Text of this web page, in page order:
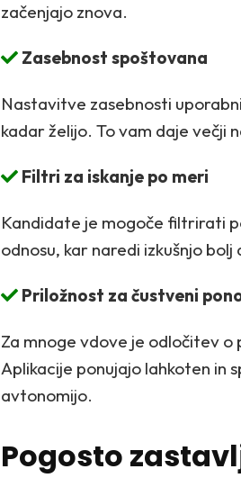
začenjajo znova.
Zasebnost spoštovana
Nastavitve zasebnosti
kadar želijo. To vam daje večji
Filtri za iskanje po meri
Kandidate je mogoče filtrirati
odnosu, kar naredi izkušnjo
Priložnost za čustveni
Za mnoge vdove je odločitev
Aplikacije ponujajo lahkoten in
avtonomijo.
Pogosto